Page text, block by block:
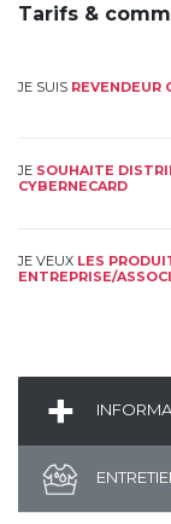
Tarifs &
JE SUIS REVENDEUR
JE SOUHAITE
CYBERNECARD
JE VEUX LES
ENTREPRISE/